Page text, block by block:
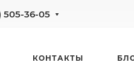
505-36-05
КОНТАКТЫ